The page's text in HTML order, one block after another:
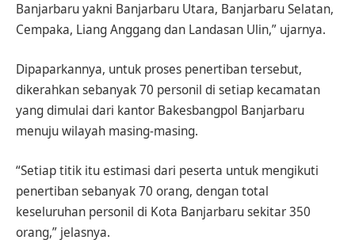
Banjarbaru yakni Banjarbaru Utara, Banjarbaru Selatan,
Cempaka, Liang Anggang dan Landasan Ulin,” ujarnya.
Dipaparkannya, untuk proses penertiban tersebut,
dikerahkan sebanyak 70 personil di setiap kecamatan
yang dimulai dari kantor Bakesbangpol Banjarbaru
menuju wilayah masing-masing.
“Setiap titik itu estimasi dari peserta untuk mengikuti
penertiban sebanyak 70 orang, dengan total
keseluruhan personil di Kota Banjarbaru sekitar 350
orang,” jelasnya.